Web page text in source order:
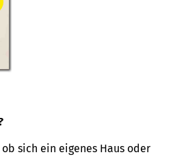
sich ein eigenes Haus oder